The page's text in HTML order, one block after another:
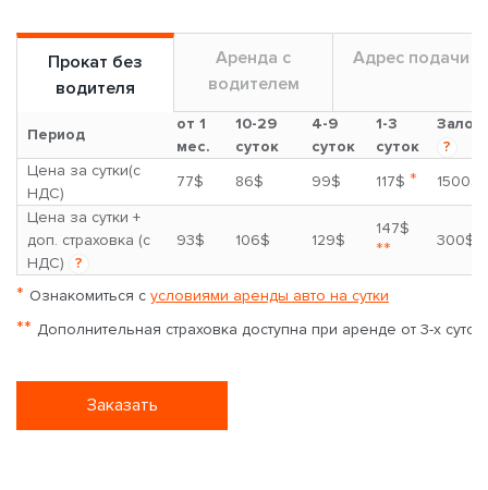
Прокат без
водителя
Аренда с
водителем
Адрес подачи
Период
от 1
мес.
10-29
суток
4-9
суток
1-3
суток
Залог
?
Цена за сутки(с
НДС)
77$ 86$ 99$ 117$ *
1500$
Цена за сутки +
доп. страховка (с
НДС)
?
93$ 106$ 129$
147$
** 300$
* Ознакомиться с условиями аренды авто на сутки
** Дополнительная страховка доступна при аренде от 3-х суток
Заказать